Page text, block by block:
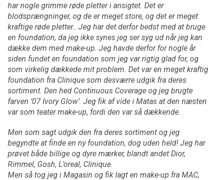
har nogle grimme røde pletter i ansigtet. Det er
blodsprængninger, og de er meget store, og det er meget
kraftige røde pletter.. Jeg har det derfor bedst med at bruge
en foundation, da jeg ikke synes jeg ser syg ud når jeg kan
dække dem med make-up. Jeg havde derfor for nogle år
siden fundet en foundation som jeg var rigtig glad for, og
som virkelig dækkede mit problem. Det var en meget kraftig
foundation fra Clinique som desværre udgik fra deres
sortiment. Den hed Continuous Coverage og jeg brugte
farven ’07 Ivory Glow’. Jeg fik af vide i Matas at den næsten
var som teater make-up, fordi den var så dækkende.
Men som sagt udgik den fra deres sortiment og jeg
begyndte at finde en ny foundation, dog uden held! Jeg har
prøvet både billige og dyre mærker, blandt andet Dior,
Rimmel, Gosh, L’oreal, Clinique.
Men så tog jeg i Magasin og fik lagt en make-up fra MAC,